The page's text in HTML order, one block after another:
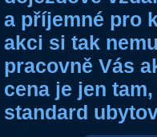
a příjemné pro
akci si tak
pracovně Vás
cena je jen
standard